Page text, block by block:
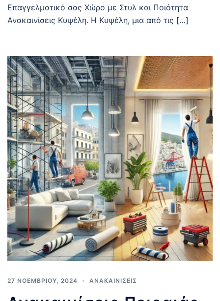
Επαγγελματικό σας Χώρο με Στυλ και Ποιότητα
Ανακαινίσεις Κυψέλη. Η Κυψέλη, μια από τις […]
27 ΝΟΕΜΒΡΊΟΥ, 2024 ΑΝΑΚΑΙΝΊΣΕΙΣ